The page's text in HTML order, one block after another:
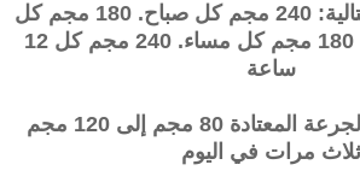
الجرعة بالطريقة التالية: 240 مجم كل صباح. 180 مجم كل
صباح بالإضافة إلى 180 مجم كل مساء. 240 مجم كل 12
ساعة
للذبحة الصدرية: الجرعة المعتادة 80 مجم إلى 120 مجم
ثلاث مرات في اليوم